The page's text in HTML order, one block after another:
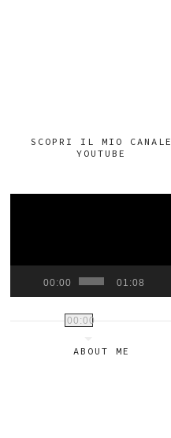
SCOPRI IL MIO CANALE
YOUTUBE
VIDEO
00:00
00:00
01:08
ABOUT ME